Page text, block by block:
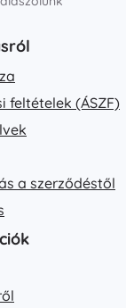
feltételek (ÁSZF)
a szerződéstől